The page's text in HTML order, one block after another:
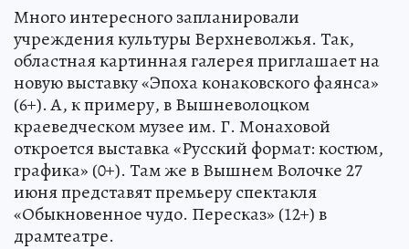
Много интересного запланировали
учреждения культуры Верхневолжья. Так,
областная картинная галерея приглашает на
новую выставку «Эпоха конаковского фаянса»
(6+). А, к примеру, в Вышневолоцком
краеведческом музее им. Г. Монаховой
откроется выставка «Русский формат: костюм,
графика» (0+). Там же в Вышнем Волочке 27
июня представят премьеру спектакля
«Обыкновенное чудо. Пересказ» (12+) в
драмтеатре.